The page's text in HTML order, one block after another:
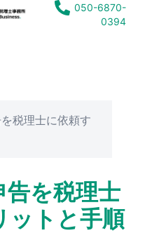
050-6870-
0394
税理士に依頼す
告を税理士
ットと手順